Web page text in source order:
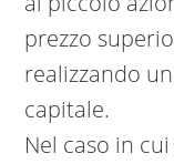
prezzo
realizzando
capitale.
Nel caso in